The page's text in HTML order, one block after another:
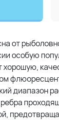
от
особую
хорошую,
диапазон